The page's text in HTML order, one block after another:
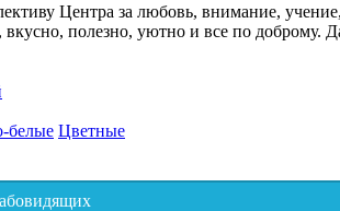
Центра за любовь, внимание,
полезно, уютно и все по доброму.
белые Цветные